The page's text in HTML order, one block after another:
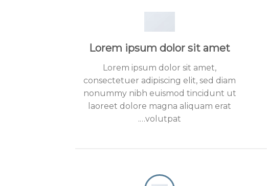
Lorem ipsum dolor sit amet
Lorem ipsum dolor sit amet,
consectetuer adipiscing elit, sed diam
nonummy nibh euismod tincidunt ut
laoreet dolore magna aliquam erat
volutpat….